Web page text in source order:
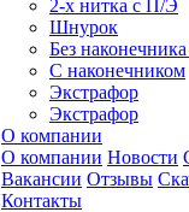
2-х нитка с П/Э
Шнурок
Без
С наконечником
Экстрафор
Экстрафор
О компании
О компании Новости
Вакансии Отзывы
Контакты